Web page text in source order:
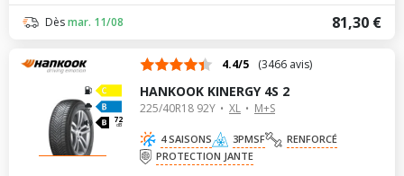
81,30 €
Dèsmar. 11/08
72
dB
4.4/5 (3466 avis)
HANKOOK KINERGY 4S 2
225/40R18 92Y XL M+S
4 SAISONS 3PMSF
RENFORCÉ
PROTECTION JANTE